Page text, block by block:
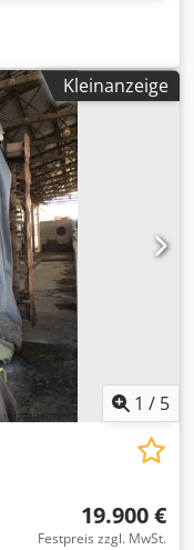
Kleinanzeige
1 / 5
19.900 €
Festpreis zzgl. MwSt.